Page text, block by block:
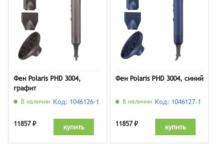
Фен Polaris PHD 3004,
графит
В наличии Код: 1046126-1
11857 ₽ купить
Фен Polaris PHD 3004, синий
В наличии Код: 1046127-1
11857 ₽ купить